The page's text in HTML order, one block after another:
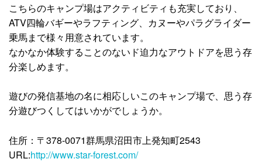
こちらのキャンプ場はアクティビティも充実しており、
ATV四輪バギーやラフティング、カヌーやパラグライダー
乗馬まで様々用意されています。
なかなか体験することのないド迫力なアウトドアを思う存
分楽しめます。
遊びの発信基地の名に相応しいこのキャンプ場で、思う存
分遊びつくしてはいかがでしょうか。
住所：〒378-0071群馬県沼田市上発知町2543
URL:http://www.star-forest.com/